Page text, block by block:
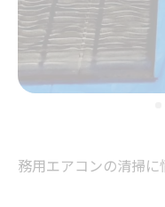
務用エアコンの清掃